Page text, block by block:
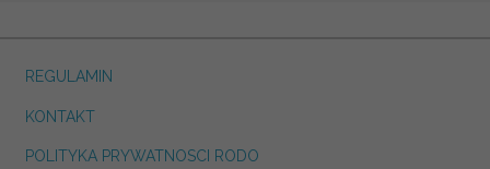
REGULAMIN
KONTAKT
POLITYKA PRYWATNOSCI RODO